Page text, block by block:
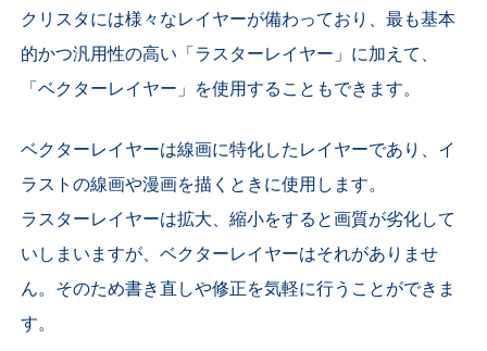
クリスタには様々なレイヤーが備わっており、最も基本
的かつ汎用性の高い「ラスターレイヤー」に加えて、
「ベクターレイヤー」を使用することもできます。
ベクターレイヤーは線画に特化したレイヤーであり、イ
ラストの線画や漫画を描くときに使用します。
ラスターレイヤーは拡大、縮小をすると画質が劣化して
いしまいますが、ベクターレイヤーはそれがありませ
ん。そのため書き直しや修正を気軽に行うことができま
す。